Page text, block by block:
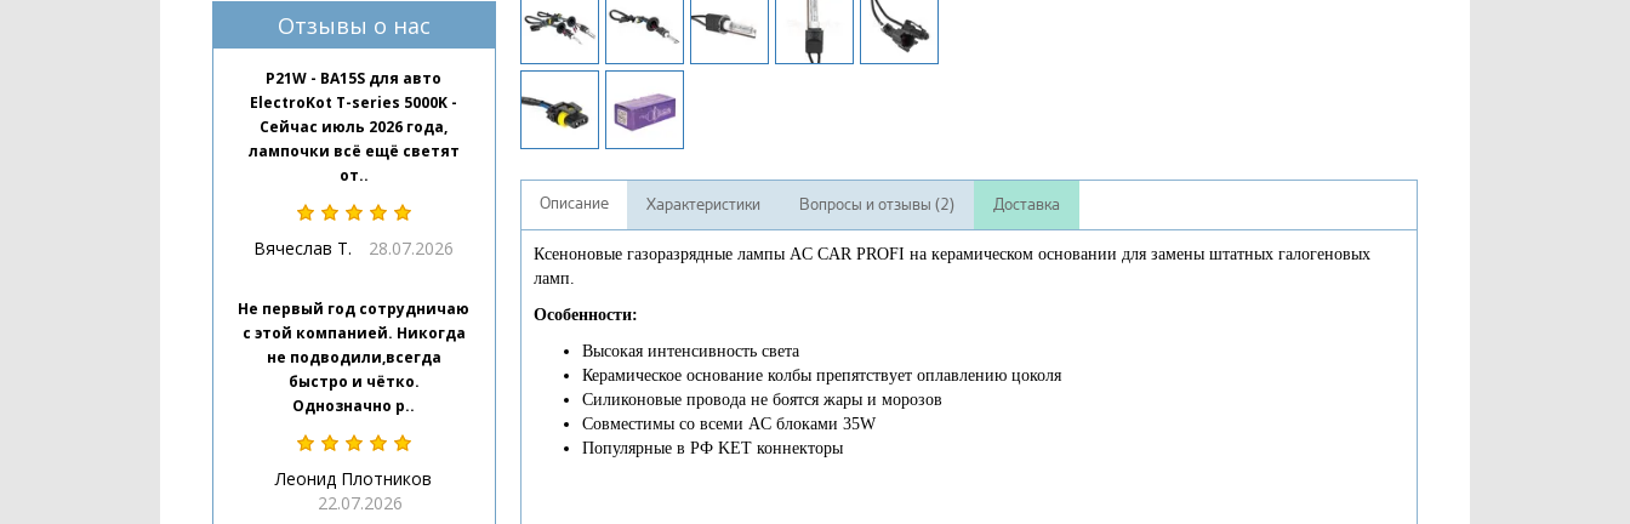
Отзывы о нас
P21W - BA15S для авто
ElectroKot T-series 5000K -
Сейчас июль 2026 года,
лампочки всё ещё светят
от..
Вячеслав Т. 28.07.2026
Не первый год сотрудничаю
с этой компанией. Никогда
не подводили,всегда
быстро и чётко.
Однозначно р..
Леонид Плотников
22.07.2026
Описание Характеристики Вопросы и отзывы (2) Доставка
Ксеноновые газоразрядные лампы AC CAR PROFI на керамическом основании для замены штатных галогеновых
ламп.
Особенности:
Высокая интенсивность света
Керамическое основание колбы препятствует оплавлению цоколя
Силиконовые провода не боятся жары и морозов
Совместимы со всеми AC блоками 35W
Популярные в РФ KET коннекторы